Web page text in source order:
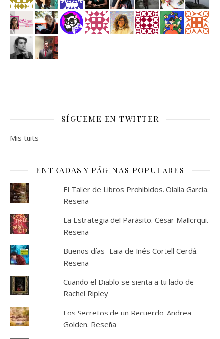
SÍGUEME EN TWITTER
Mis tuits
ENTRADAS Y PÁGINAS POPULARES
El Taller de Libros Prohibidos. Olalla García.
Reseña
La Estrategia del Parásito. César Mallorquí.
Reseña
Buenos días- Laia de Inés Cortell Cerdá.
Reseña
Cuando el Diablo se sienta a tu lado de
Rachel Ripley
Los Secretos de un Recuerdo. Andrea
Golden. Reseña